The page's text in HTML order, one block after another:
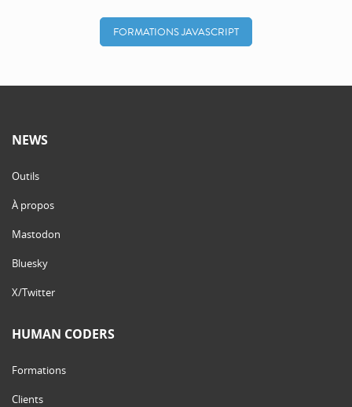
FORMATIONS JAVASCRIPT
NEWS
Outils
À propos
Mastodon
Bluesky
X/Twitter
HUMAN CODERS
Formations
Clients